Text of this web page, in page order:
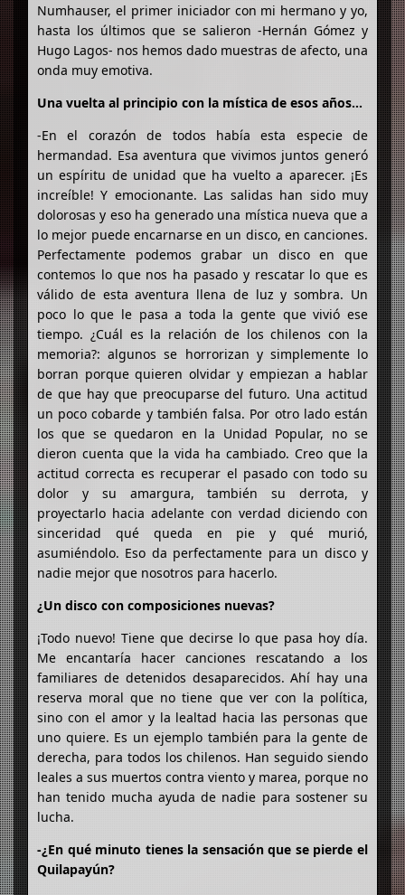
Numhauser, el primer iniciador con mi hermano y yo,
hasta los últimos que se salieron -Hernán Gómez y
Hugo Lagos- nos hemos dado muestras de afecto, una
onda muy emotiva.
Una vuelta al principio con la mística de esos años…
-En el corazón de todos había esta especie de
hermandad. Esa aventura que vivimos juntos generó
un espíritu de unidad que ha vuelto a aparecer. ¡Es
increíble! Y emocionante. Las salidas han sido muy
dolorosas y eso ha generado una mística nueva que a
lo mejor puede encarnarse en un disco, en canciones.
Perfectamente podemos grabar un disco en que
contemos lo que nos ha pasado y rescatar lo que es
válido de esta aventura llena de luz y sombra. Un
poco lo que le pasa a toda la gente que vivió ese
tiempo. ¿Cuál es la relación de los chilenos con la
memoria?: algunos se horrorizan y simplemente lo
borran porque quieren olvidar y empiezan a hablar
de que hay que preocuparse del futuro. Una actitud
un poco cobarde y también falsa. Por otro lado están
los que se quedaron en la Unidad Popular, no se
dieron cuenta que la vida ha cambiado. Creo que la
actitud correcta es recuperar el pasado con todo su
dolor y su amargura, también su derrota, y
proyectarlo hacia adelante con verdad diciendo con
sinceridad qué queda en pie y qué murió,
asumiéndolo. Eso da perfectamente para un disco y
nadie mejor que nosotros para hacerlo.
¿Un disco con composiciones nuevas?
¡Todo nuevo! Tiene que decirse lo que pasa hoy día.
Me encantaría hacer canciones rescatando a los
familiares de detenidos desaparecidos. Ahí hay una
reserva moral que no tiene que ver con la política,
sino con el amor y la lealtad hacia las personas que
uno quiere. Es un ejemplo también para la gente de
derecha, para todos los chilenos. Han seguido siendo
leales a sus muertos contra viento y marea, porque no
han tenido mucha ayuda de nadie para sostener su
lucha.
-¿En qué minuto tienes la sensación que se pierde el
Quilapayún?